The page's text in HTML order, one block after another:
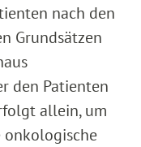
nach den
Grundsätzen
den Patienten
allein, um